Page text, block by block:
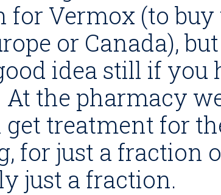
for Vermox (to
or Canada),
idea still if you
At the pharmacy
get treatment for
for just a fraction
just a fraction.